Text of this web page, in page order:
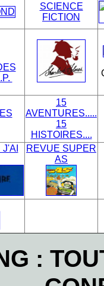
SCIENCE
FICTION
15
AVENTURES.....
15
HISTOIRES....
REVUE SUPER
AS
: